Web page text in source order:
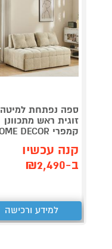
ספה נפתחת למיטה
זוגית ראש מתכוונן
קמפרי HOME DECOR
קנה עכשיו
ב-₪2,490
למידע ורכישה